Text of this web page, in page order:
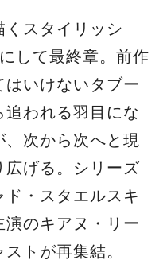
スタイリッシ
して最終章。前作
いけないタブー
追われる羽目にな
、次から次へと現
広げる。シリーズ
・スタエルスキ
のキアヌ・リー
トが再集結。